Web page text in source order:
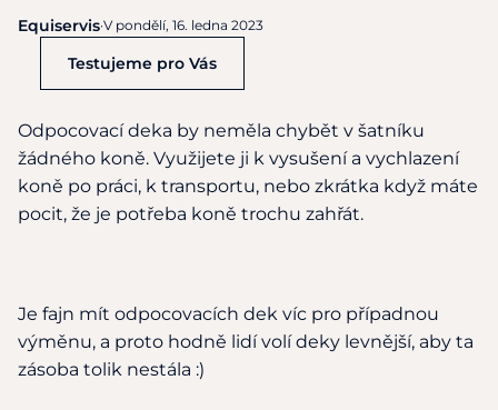
Equiservis·V pondělí, 16. ledna 2023
Testujeme pro Vás
Odpocovací deka by neměla chybět v šatníku
žádného koně. Využijete ji k vysušení a vychlazení
koně po práci, k transportu, nebo zkrátka když máte
pocit, že je potřeba koně trochu zahřát.
Je fajn mít odpocovacích dek víc pro případnou
výměnu, a proto hodně lidí volí deky levnější, aby ta
zásoba tolik nestála :)